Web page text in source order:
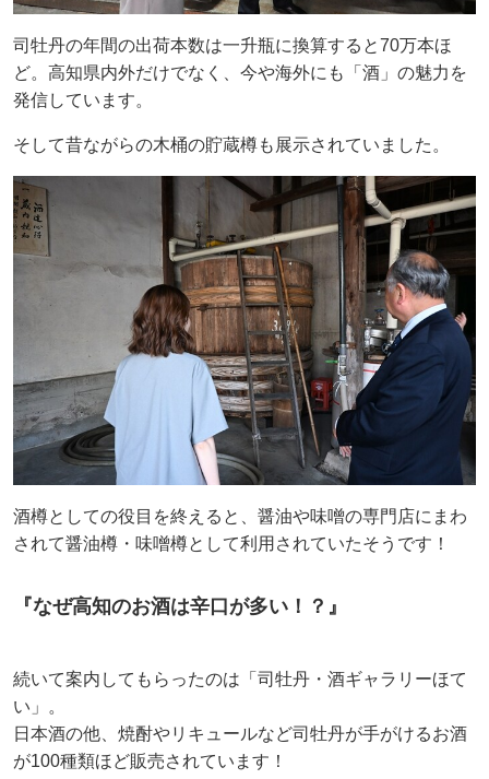
司牡丹の年間の出荷本数は一升瓶に換算すると70万本ほ
ど。高知県内外だけでなく、今や海外にも「酒」の魅力を
発信しています。
そして昔ながらの木桶の貯蔵樽も展示されていました。
酒樽としての役目を終えると、醤油や味噌の専門店にまわ
されて醤油樽・味噌樽として利用されていたそうです！
『なぜ高知のお酒は辛口が多い！？』
続いて案内してもらったのは「司牡丹・酒ギャラリーほて
い」。
日本酒の他、焼酎やリキュールなど司牡丹が手がけるお酒
が100種類ほど販売されています！